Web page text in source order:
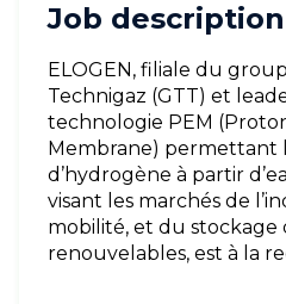
Job description
ELOGEN, filiale du
Technigaz (GTT) et
technologie PEM
Membrane) permettant
d’hydrogène à partir
visant les marchés de
mobilité, et du stockage
renouvelables, est à la